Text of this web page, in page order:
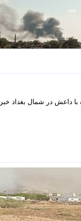
با داعش در شمال بغداد خبر